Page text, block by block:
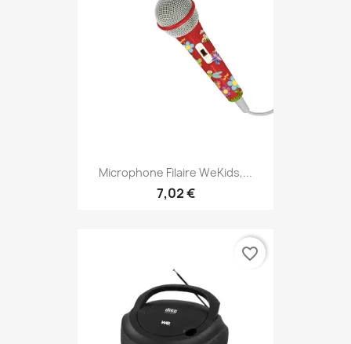
Microphone Filaire WeKids,...
7,02 €
favorite_border